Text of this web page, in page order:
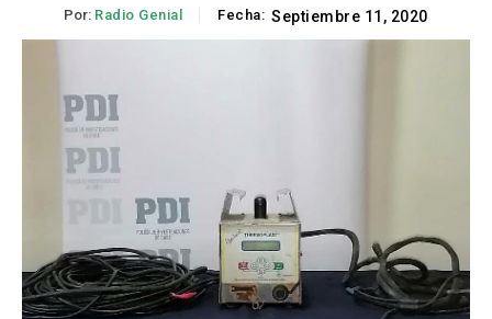
Por: Radio Genial Fecha: Septiembre 11, 2020